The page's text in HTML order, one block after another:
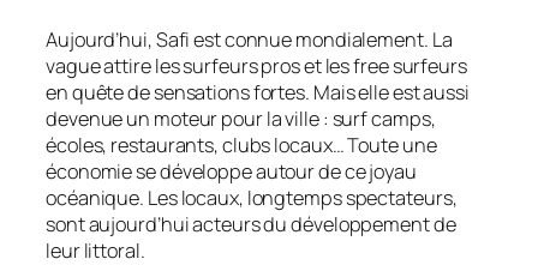
Aujourd’hui, Safi est connue mondialement. La
vague attire les surfeurs pros et les free surfeurs
en quête de sensations fortes. Mais elle est aussi
devenue un moteur pour la ville : surf camps,
écoles, restaurants, clubs locaux… Toute une
économie se développe autour de ce joyau
océanique. Les locaux, longtemps spectateurs,
sont aujourd’hui acteurs du développement de
leur littoral.